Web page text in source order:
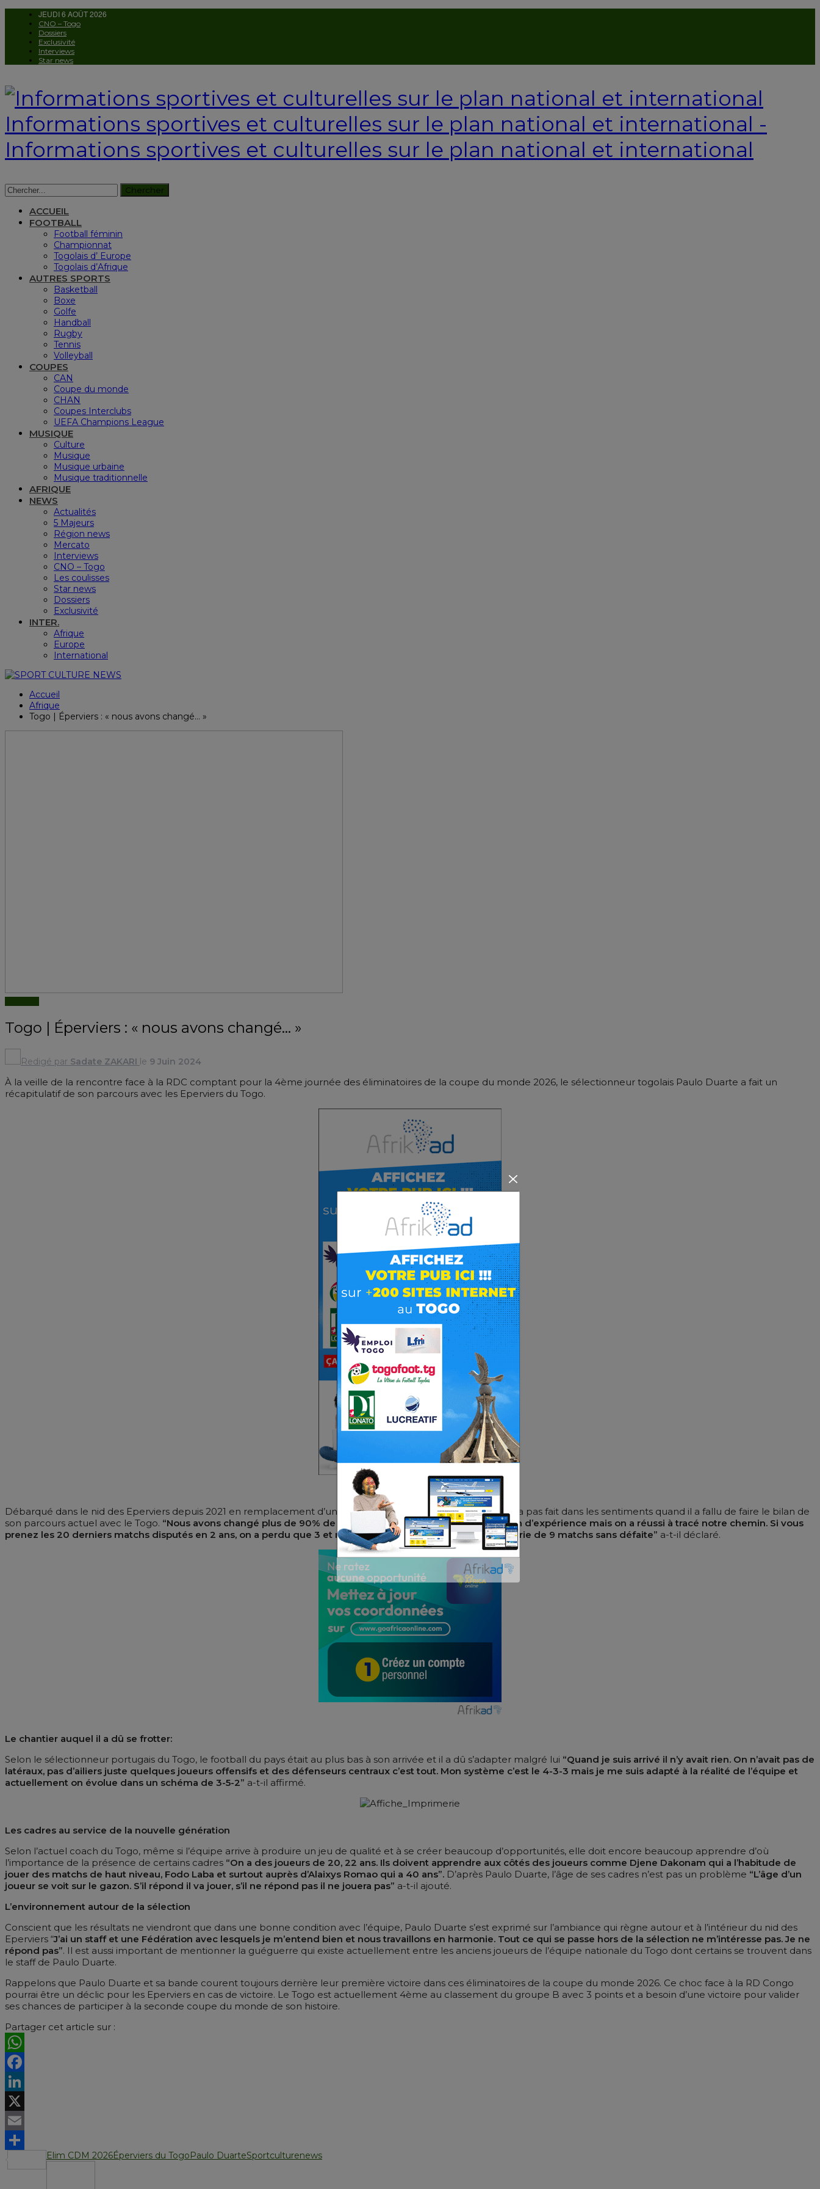
JEUDI 6 AOÛT 2026
CNO – Togo
Dossiers
Exclusivité
Interviews
Star news
Informations sportives et culturelles sur le plan national et international -
Informations sportives et culturelles sur le plan national et international
ACCUEIL
FOOTBALL
Football féminin
Championnat
Togolais d’ Europe
Togolais d’Afrique
AUTRES SPORTS
Basketball
Boxe
Golfe
Handball
Rugby
Tennis
Volleyball
COUPES
CAN
Coupe du monde
CHAN
Coupes Interclubs
UEFA Champions League
MUSIQUE
Culture
Musique
Musique urbaine
Musique traditionnelle
AFRIQUE
NEWS
Actualités
5 Majeurs
Région news
Mercato
Interviews
CNO – Togo
Les coulisses
Star news
Dossiers
Exclusivité
INTER.
Afrique
Europe
International
Accueil
Afrique
Togo | Éperviers : « nous avons changé… »
Togo | Éperviers : « nous avons changé… »
Redigé par Sadate ZAKARI le 9 Juin 2024
À la veille de la rencontre face à la RDC comptant pour la 4ème journée des éliminatoires de la coupe du monde 2026, le sélectionneur togolais Paulo Duarte a fait un
récapitulatif de son parcours avec les Eperviers du Togo.
Débarqué dans le nid des Eperviers depuis 2021 en remplacement d’un certain Claude Le Roy, Paulo Duarte n’a pas fait dans les sentiments quand il a fallu de faire le bilan de
son parcours actuel avec le Togo. “Nous avons changé plus de 90% de l’effectif. L’équipe est jeune et a besoin d’expérience mais on a réussi à tracé notre chemin. Si vous
prenez les 20 derniers matchs disputés en 2 ans, on a perdu que 3 et nous sommes actuellement sur une série de 9 matchs sans défaite” a-t-il déclaré.
Le chantier auquel il a dû se frotter:
Selon le sélectionneur portugais du Togo, le football du pays était au plus bas à son arrivée et il a dû s’adapter malgré lui “Quand je suis arrivé il n’y avait rien. On n’avait pas de
latéraux, pas d’ailiers juste quelques joueurs offensifs et des défenseurs centraux c’est tout. Mon système c’est le 4-3-3 mais je me suis adapté à la réalité de l’équipe et
actuellement on évolue dans un schéma de 3-5-2” a-t-il affirmé.
Les cadres au service de la nouvelle génération
Selon l’actuel coach du Togo, même si l’équipe arrive à produire un jeu de qualité et à se créer beaucoup d’opportunités, elle doit encore beaucoup apprendre d’où
l’importance de la présence de certains cadres “On a des joueurs de 20, 22 ans. Ils doivent apprendre aux côtés des joueurs comme Djene Dakonam qui a l’habitude de
jouer des matchs de haut niveau, Fodo Laba et surtout auprès d’Alaixys Romao qui a 40 ans”. D’après Paulo Duarte, l’âge de ses cadres n’est pas un problème “L’âge d’un
joueur se voit sur le gazon. S’il répond il va jouer, s’il ne répond pas il ne jouera pas” a-t-il ajouté.
L’environnement autour de la sélection
Conscient que les résultats ne viendront que dans une bonne condition avec l’équipe, Paulo Duarte s’est exprimé sur l’ambiance qui règne autour et à l’intérieur du nid des
Eperviers “J’ai un staff et une Fédération avec lesquels je m’entend bien et nous travaillons en harmonie. Tout ce qui se passe hors de la sélection ne m’intéresse pas. Je ne
répond pas”. Il est aussi important de mentionner la guéguerre qui existe actuellement entre les anciens joueurs de l’équipe nationale du Togo dont certains se trouvent dans
le staff de Paulo Duarte.
Rappelons que Paulo Duarte et sa bande courent toujours derrière leur première victoire dans ces éliminatoires de la coupe du monde 2026. Ce choc face à la RD Congo
pourrai être un déclic pour les Eperviers en cas de victoire. Le Togo est actuellement 4ème au classement du groupe B avec 3 points et a besoin d’une victoire pour valider
ses chances de participer à la seconde coupe du monde de son histoire.
Partager cet article sur :
WhatsApp
Facebook
LinkedIn
X
Email
Partager
Elim CDM 2026Éperviers du TogoPaulo DuarteSportculturenews